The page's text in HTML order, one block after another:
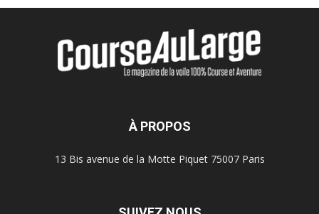
À PROPOS
13 Bis avenue de la Motte Piquet 75007 Paris